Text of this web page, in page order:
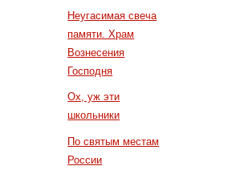
Неугасимая свеча
памяти. Храм
Вознесения
Господня
Ох, уж эти
школьники
По святым местам
России